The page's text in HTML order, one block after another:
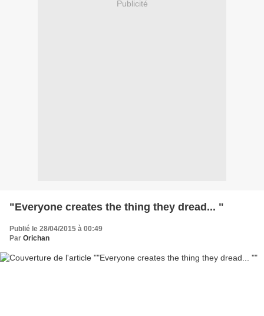
Publicité
"Everyone creates the thing they dread... "
Publié le 28/04/2015 à 00:49
Par Orichan